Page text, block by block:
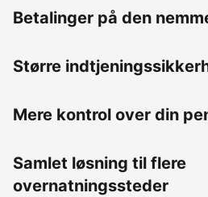
Betalinger på den
Større
Mere kontrol over din
Samlet løsning til flere
overnatningssteder